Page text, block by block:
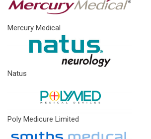
Mercury Medical
Natus
Poly Medicure Limited